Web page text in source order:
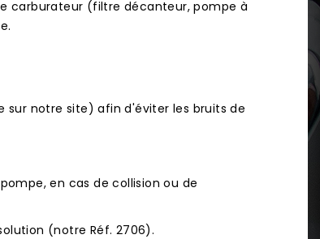
carburateur (filtre décanteur, pompe à
sur notre site) afin d'éviter les bruits de
en cas de collision ou de
(notre Réf. 2706).